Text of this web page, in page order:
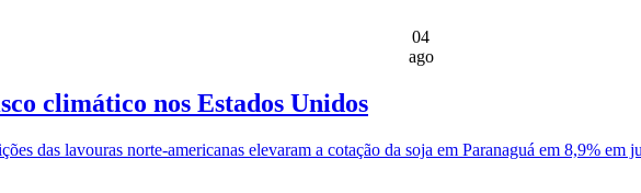
04
ago
climático nos Estados Unidos
das lavouras norte-americanas elevaram a cotação da soja em Paranaguá em 8,9% em